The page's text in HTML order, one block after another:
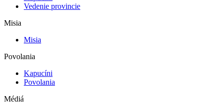
Vedenie provincie
Misia
Misia
Povolania
Kapucíni
Povolania
Médiá